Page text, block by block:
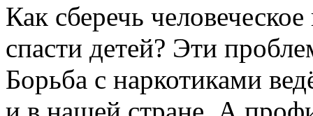
Как сберечь
спасти детей? Эти
Борьба с наркотиками